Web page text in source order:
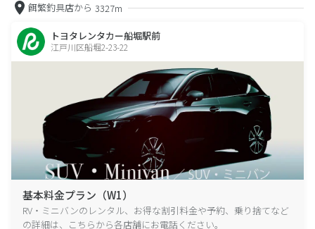
餌繁釣具店から 3327m
トヨタレンタカー船堀駅前
江戸川区船堀2-23-22
基本料金プラン（W1）
RV・ミニバンのレンタル、お得な割引料金や予約、乗り捨てなど
の詳細は、こちらから各店舗にお電話ください。